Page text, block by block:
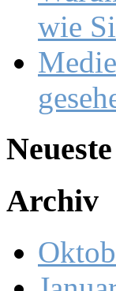
wie
Archiv